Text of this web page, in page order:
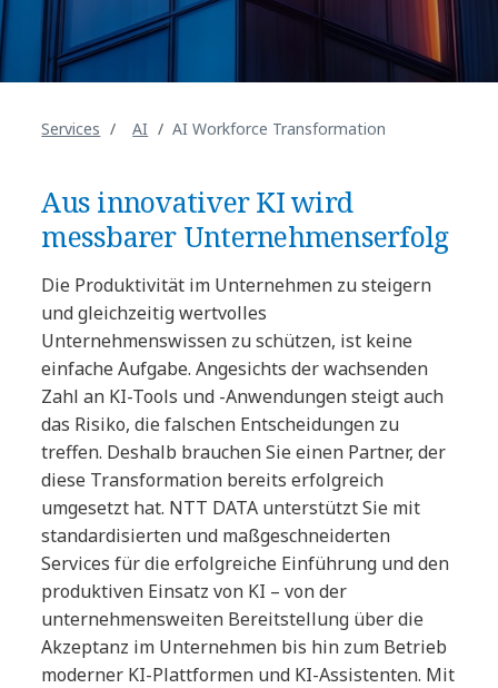
Services AI AI Workforce Transformation
Aus innovativer KI wird
messbarer Unternehmenserfolg
Die Produktivität im Unternehmen zu steigern
und gleichzeitig wertvolles
Unternehmenswissen zu schützen, ist keine
einfache Aufgabe. Angesichts der wachsenden
Zahl an KI-Tools und -Anwendungen steigt auch
das Risiko, die falschen Entscheidungen zu
treffen. Deshalb brauchen Sie einen Partner, der
diese Transformation bereits erfolgreich
umgesetzt hat. NTT DATA unterstützt Sie mit
standardisierten und maßgeschneiderten
Services für die erfolgreiche Einführung und den
produktiven Einsatz von KI – von der
unternehmensweiten Bereitstellung über die
Akzeptanz im Unternehmen bis hin zum Betrieb
moderner KI-Plattformen und KI-Assistenten. Mit